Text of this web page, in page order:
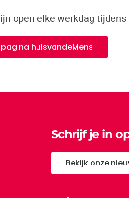
open elke werkdag
huisvandeMens
Schrijf je in
Bekijk onze